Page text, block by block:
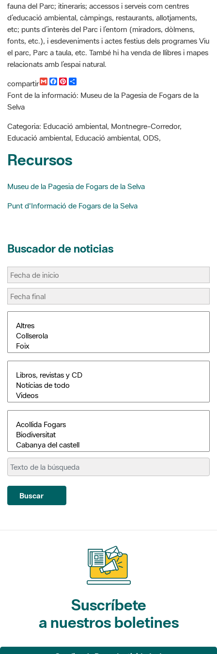
fonts, etc.), i esdeveniments i actes festius dels programes Viu
el parc, Parc a taula, etc. També hi ha venda de llibres i mapes
relacionats amb l’espai natural.
compartir
G
m
a
i
F
a
c
e
b
o
o
k
P
i
n
t
e
r
e
s
C
o
m
p
t
i
Font de la informació: Museu de la Pagesia de Fogars de la
Categoria: Educació ambiental, Montnegre-Corredor,
Educació ambiental, Educació ambiental, ODS,
Recursos
Buscador de noticias
Buscar
Suscríbete
a nuestros boletines
Gaudim als Parcs (actividades)